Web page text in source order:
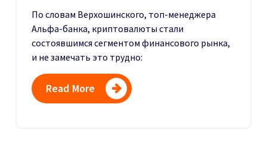
По словам Верхошинского, топ-менеджера
Альфа-банка, криптовалюты стали
состоявшимся сегментом финансового рынка,
и не замечать это трудно:
Read More